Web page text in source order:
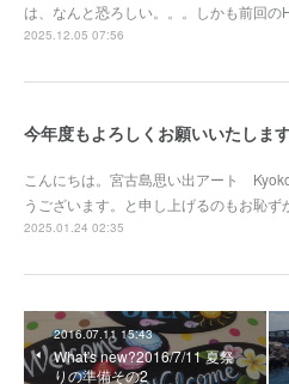
は、なんと恐ろしい。。。しかも前回の
2025.12.05 07:56
今年度もよろしくお願いいたしま
こんにちは。宮古島思い出アート
うございます。と申し上げるのもお恥
2025.01.24 02:35
2016.07.11 15:43
What's new?2016/7/11 夏祭
りの準備その2